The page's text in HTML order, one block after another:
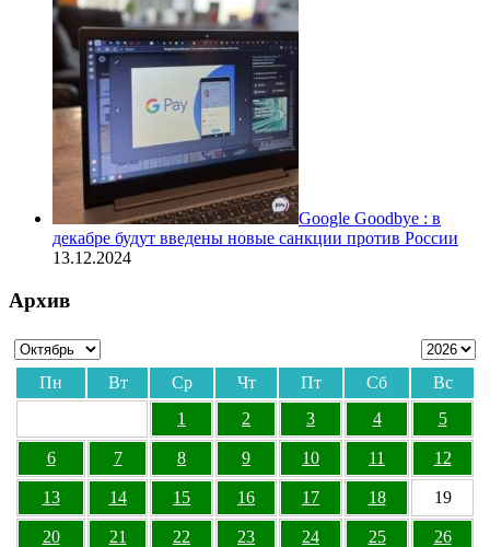
Google Goodbye : в
декабре будут введены новые санкции против России
13.12.2024
Архив
Пн Вт Ср Чт Пт Сб
Вс
1
2 3 4 5
6 7 8 9 10 11 12
13 14 15 16 17 18 19
20 21 22 23 24 25 26